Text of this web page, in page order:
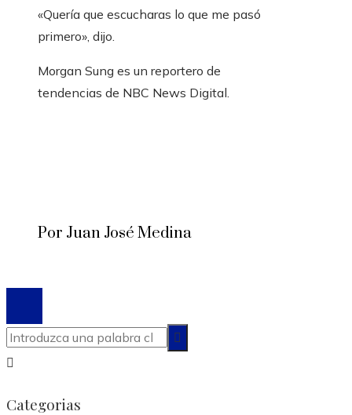
«Quería que escucharas lo que me pasó
primero», dijo.
Morgan Sung es un reportero de
tendencias de NBC News Digital.
Por Juan José Medina
Categorias